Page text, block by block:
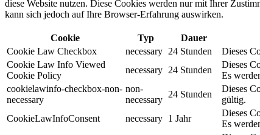
diese Website nutzen. Diese Cookies werden nur mit Ihrer
kann sich jedoch auf Ihre Browser-Erfahrung auswirken.
Cookie Typ Dauer
Cookie Law Checkbox
necessary 24 Stunden
Dieses
Cookie Law Info Viewed
Cookie Policy
necessary 24 Stunden
Dieses
Es
cookielawinfo-checkbox-non-
necessary
non-
necessary
24 Stunden
Dieses
gültig.
CookieLawInfoConsent
necessary 1 Jahr
Dieses
Es